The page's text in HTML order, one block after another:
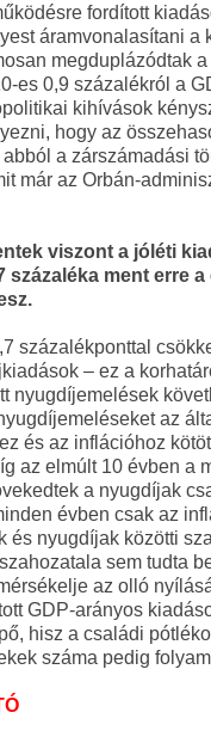
fordított
áramvonalasítani a
megduplázódtak
es 0,9 százalékról a
kihívások
hogy az
a zárszámadási
már az Orbán-
viszont a jóléti
százaléka ment erre
százalékponttal
– ez a
nyugdíjemelések
az
és az inflációhoz
az elmúlt 10 évben a
a nyugdíjak
évben csak az
és nyugdíjak közötti
sem tudta
az olló
GDP-arányos
hisz a családi
száma pedig